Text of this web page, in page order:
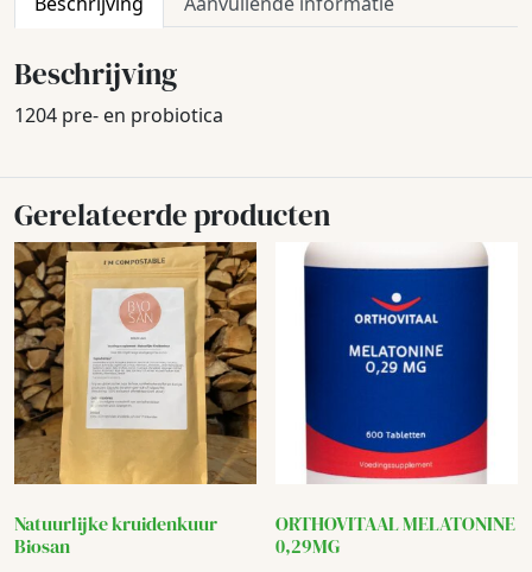
Beschrijving
1204 pre- en probiotica
Gerelateerde producten
Natuurlijke kruidenkuur
Biosan
ORTHOVITAAL MELATONINE
0,29MG